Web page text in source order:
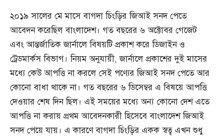
২০১৯ সালের মে মাসে বাগদা চিংড়ির জিআই সনদ পেতে
আবেদন করেছিল বাংলাদেশ। গত বছরের ৬ অক্টোবর গেজেট
এবং আন্তর্জাতিক জার্নালে বিষয়টি প্রকাশ করে ডিজাইন ও
ট্রেডমার্কস বিভাগ। নিয়ম অনুযায়ী, জার্নালে প্রকাশের দুই মাসের
মধ্যে কেউ আপত্তি না করলে সেই পণ্যের জিআই সনদ পেতে আর
কোনো বাধা থাকে না। গত বছরের ৬ ডিসেম্বর এ বিষয়ে আপত্তি
দেওয়ার শেষ দিন ছিল। এই সময়ের মধ্যে অন্য কোনো দেশ এতে
আপত্তি না করায় প্রথম আবেদনকারী হিসেবে বাংলাদেশ জিআই
সনদ পেয়ে যায়। এ কারণে বাগদা চিংড়ির একক স্বত্ব এখন শুধু